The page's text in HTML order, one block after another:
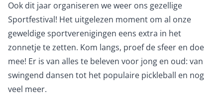
Ook dit jaar organiseren we weer ons gezellige
Sportfestival! Het uitgelezen moment om al onze
geweldige sportverenigingen eens extra in het
zonnetje te zetten. Kom langs, proef de sfeer en doe
mee! Er is van alles te beleven voor jong en oud: van
swingend dansen tot het populaire pickleball en nog
veel meer.